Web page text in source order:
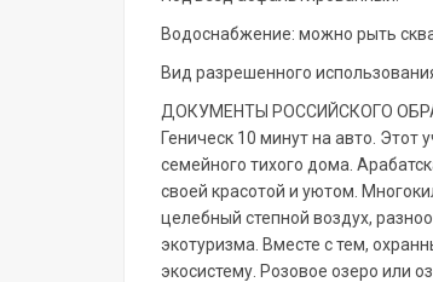
Водоснабжение: можно рыть
Вид разрешенного
ДОКУМЕНТЫ РОССИЙСКОГО
Геническ 10 минут на авто. Этот
семейного тихого дома.
своей красотой и уютом.
целебный степной воздух,
экотуризма. Вместе с тем,
экосистему. Розовое озеро или